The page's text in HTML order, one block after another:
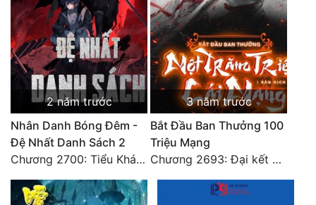
2 năm trước
Nhân Danh Bóng Đêm -
Đệ Nhất Danh Sách 2
Chương 2700: Tiểu Khánh Trần
3 năm trước
Bắt Đầu Ban Thưởng 100
Triệu Mạng
Chương 2693: Đại kết cục